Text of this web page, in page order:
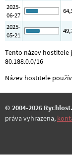
2025-
06-27
64
2025-
05-21
49
Tento název hostitele
80.188.0.0/16
Název hostitele
© 2004-2026
práva vyhrazena,